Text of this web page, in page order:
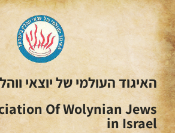
האיגוד העולמי של יוצאי
Of Wolynian Jews
in Israel